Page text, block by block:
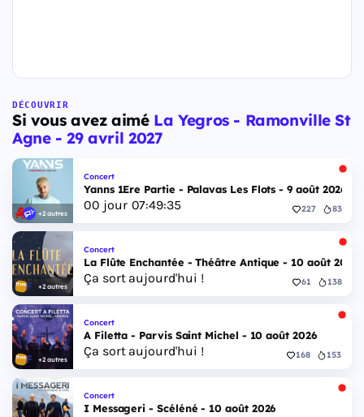
DÉCOUVRIR
Si vous avez aimé La Yegros - Ramonville St
Agne - 29 avril 2027
+2 autres
Concert
Yanns 1Ere Partie - Palavas Les Flots - 9 août 2026
00 jour 07:49:34 227 83
+2 autres
Concert
La Flûte Enchantée - Théâtre Antique - 10 août 2026
Ça sort aujourd'hui ! 61 138
+2 autres
Concert
A Filetta - Parvis Saint Michel - 10 août 2026
Ça sort aujourd'hui ! 168 153
Concert
I Messageri - Scéléné - 10 août 2026